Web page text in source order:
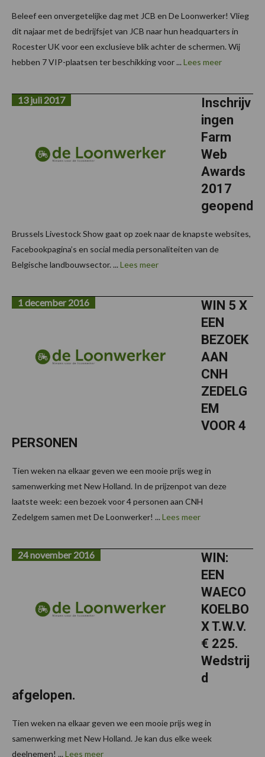
Beleef een onvergetelijke dag met JCB en De Loonwerker! Vlieg
dit najaar met de bedrijfsjet van JCB naar hun headquarters in
Rocester UK voor een exclusieve blik achter de schermen. Wij
hebben 7 VIP-plaatsen ter beschikking voor ... Lees meer
Inschrijv
ingen
Farm
Web
Awards
2017
geopend
13 juli 2017
Brussels Livestock Show gaat op zoek naar de knapste websites,
Facebookpagina’s en social media personaliteiten van de
Belgische landbouwsector. ... Lees meer
WIN 5 X
EEN
BEZOEK
AAN
CNH
ZEDELG
EM
VOOR 4
PERSONEN
1 december 2016
Tien weken na elkaar geven we een mooie prijs weg in
samenwerking met New Holland. In de prijzenpot van deze
laatste week: een bezoek voor 4 personen aan CNH
Zedelgem samen met De Loonwerker! ... Lees meer
WIN:
EEN
WAECO
KOELBO
X T.W.V.
€ 225.
Wedstrij
d
afgelopen.
24 november 2016
Tien weken na elkaar geven we een mooie prijs weg in
samenwerking met New Holland. Je kan dus elke week
deelnemen! ... Lees meer